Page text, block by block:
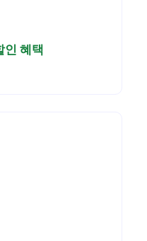
인 혜택